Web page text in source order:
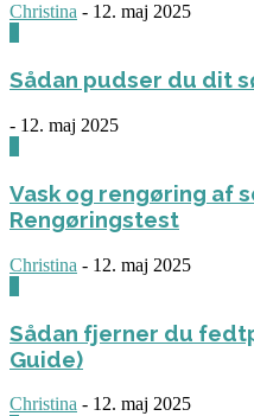
Christina - 12. maj 2025
Sådan pudser du dit
- 12. maj 2025
Vask og rengøring af
Rengøringstest
Christina - 12. maj 2025
Sådan fjerner du
Guide)
Christina - 12. maj 2025